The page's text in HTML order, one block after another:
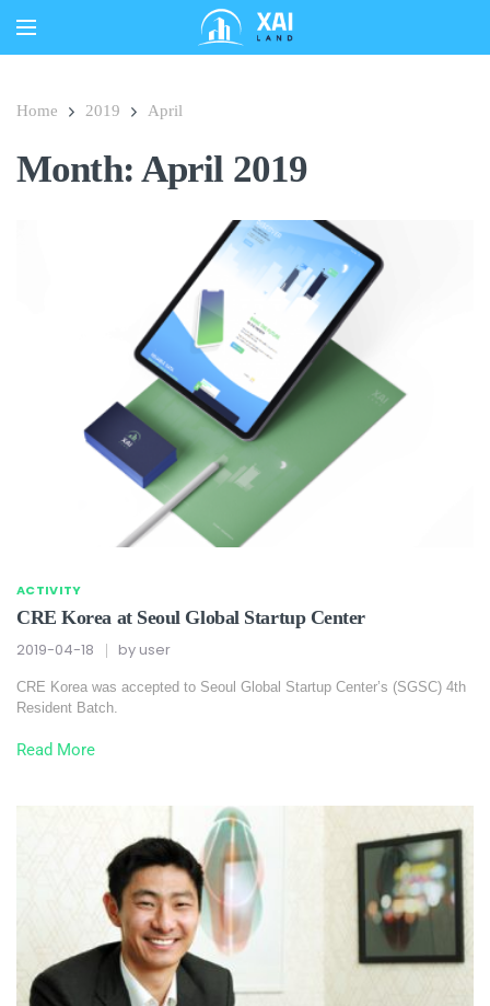
Home 2019 April
Month: April 2019
ACTIVITY
CRE Korea at Seoul Global Startup Center
2019-04-18 by user
CRE Korea was accepted to Seoul Global Startup Center’s (SGSC) 4th
Resident Batch.
Read More